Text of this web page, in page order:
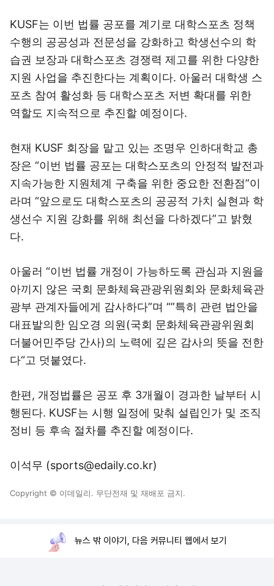
KUSF는 이번 법률 공포를 계기로 대학스포츠 정책
수행의 공공성과 전문성을 강화하고 학생선수의 학
습권 보장과 대학스포츠 경쟁력 제고를 위한 다양한
지원 사업을 추진한다는 계획이다. 아울러 대학생 스
포츠 참여 활성화 등 대학스포츠 저변 확대를 위한
역할도 지속적으로 추진할 예정이다.
현재 KUSF 회장을 맡고 있는 조명우 인하대학교 총
장은 “이번 법률 공포는 대학스포츠의 안정적 발전과
지속가능한 지원체계 구축을 위한 중요한 전환점”이
라며 “앞으로도 대학스포츠의 공공적 가치 실현과 학
생선수 지원 강화를 위해 최선을 다하겠다”고 밝혔
다.
아울러 “이번 법률 개정이 가능하도록 관심과 지원을
아끼지 않은 국회 문화체육관광위원회와 문화체육관
광부 관계자들에게 감사하다”며 “”특히 관련 법안을
대표발의한 임오경 의원(국회 문화체육관광위원회
더불어민주당 간사)의 노력에 깊은 감사의 뜻을 전한
다“고 덧붙였다.
한편, 개정법률은 공포 후 3개월이 경과한 날부터 시
행된다. KUSF는 시행 일정에 맞춰 설립인가 및 조직
정비 등 후속 절차를 추진할 예정이다.
이석무 (sports@edaily.co.kr)
Copyright © 이데일리. 무단전재 및 재배포 금지.
뉴스 밖 이야기, 다음 커뮤니티 웹에서 보기